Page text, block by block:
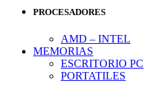
PROCESADORES
AMD – INTEL
MEMORIAS
ESCRITORIO PC
PORTATILES